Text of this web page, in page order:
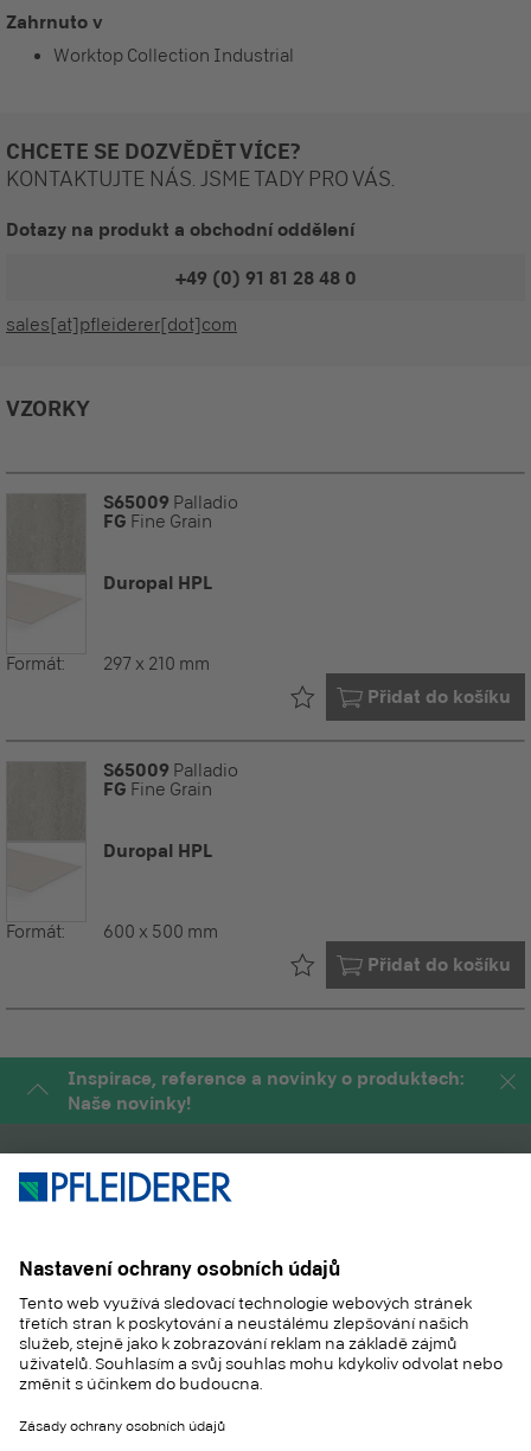
Zahrnuto v
Worktop Collection Industrial
CHCETE SE DOZVĚDĚT VÍCE?
KONTAKTUJTE NÁS. JSME TADY PRO VÁS.
Dotazy na produkt a obchodní oddělení
+49 (0) 91 81 28 48 0
sales[at]pfleiderer[dot]com
VZORKY
S65009 Palladio
FG Fine Grain
Duropal HPL
Formát: 297 x 210 mm
Přidat do košíku
Již ve vašem
S65009 Palladio
FG Fine Grain
Duropal HPL
Formát: 600 x 500 mm
Přidat do košíku
Již ve vašem
Inspirace, reference a novinky o produktech:
Naše novinky!
PRODUKTY
APLIKACE
SUSTAINABILITY
MAGAZÍN
SLUŽBY
KONTAKT